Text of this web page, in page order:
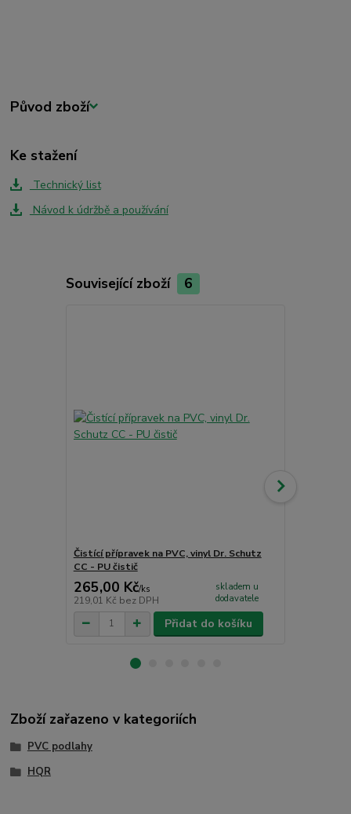
Původ zboží
Ke stažení
Technický list
Návod k údržbě a používání
Související zboží 6
Čistící přípravek na PVC, vinyl Dr. Schutz
CC - PU čistič
265,00 Kč/ks
219,01 Kč bez DPH
skladem u
dodavatele
Přidat do košíku
Zboží zařazeno v kategoriích
PVC podlahy
HQR